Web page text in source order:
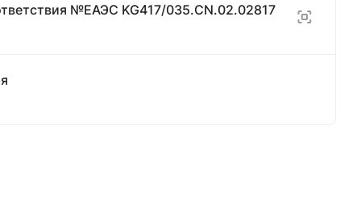
№ЕАЭС KG417/035.CN.02.02817